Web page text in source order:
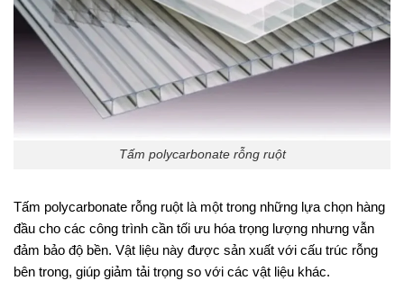
Tấm polycarbonate rỗng ruột
Tấm polycarbonate rỗng ruột là một trong những lựa chọn hàng
đầu cho các công trình cần tối ưu hóa trọng lượng nhưng vẫn
đảm bảo độ bền. Vật liệu này được sản xuất với cấu trúc rỗng
bên trong, giúp giảm tải trọng so với các vật liệu khác.